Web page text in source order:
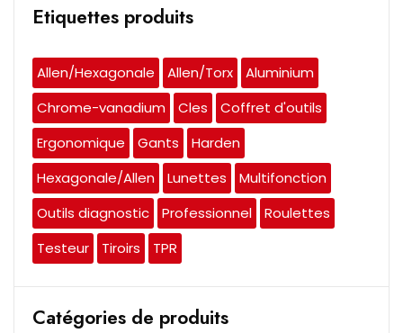
Etiquettes produits
Allen/Hexagonale Allen/Torx
Aluminium
Chrome-vanadium
Cles
Coffret d'outils
Ergonomique
Gants
Harden
Hexagonale/Allen
Lunettes
Multifonction
Outils diagnostic
Professionnel
Roulettes
Testeur
Tiroirs TPR
Catégories de produits